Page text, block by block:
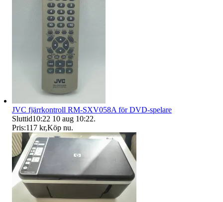
JVC fjärrkontroll RM-SXV058A för DVD-spelare
Sluttid10:22 10 aug 10:22.
Pris:117 kr,Köp nu.